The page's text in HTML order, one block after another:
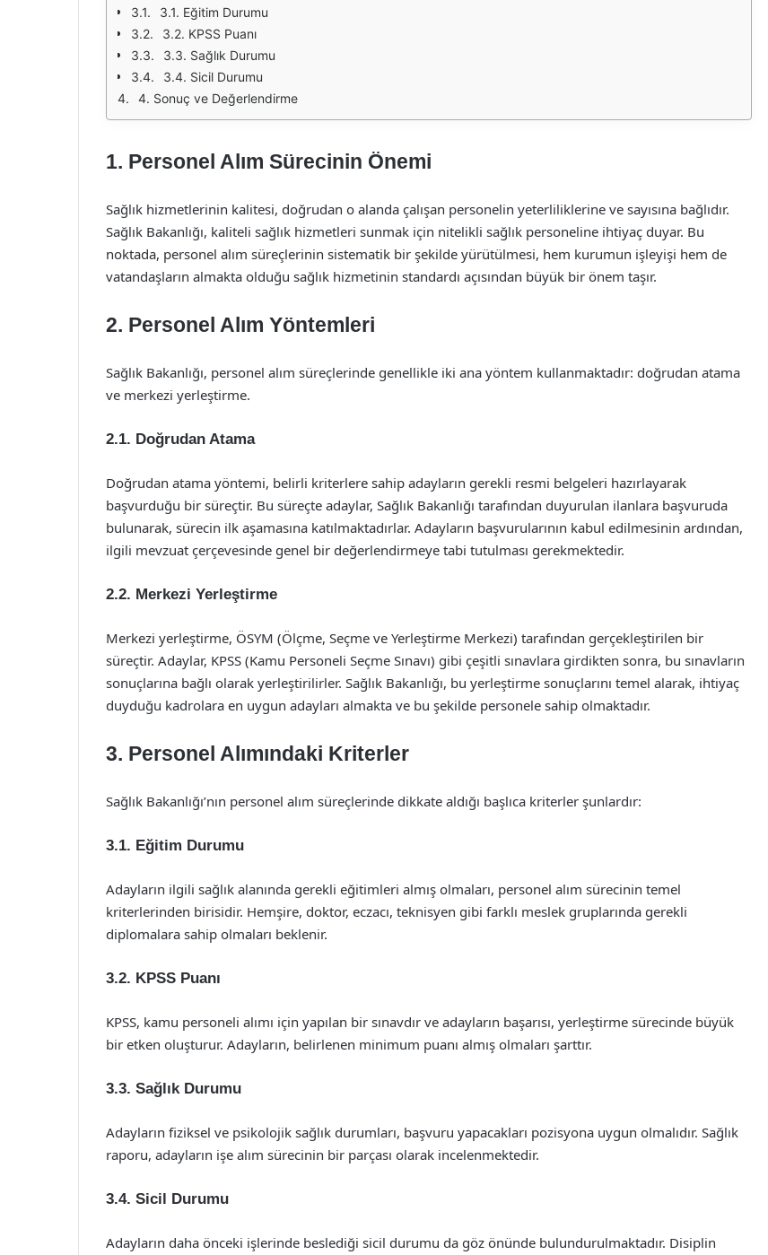
3.1. Eğitim Durumu
3.2. KPSS Puanı
3.3. Sağlık Durumu
3.4. Sicil Durumu
4. Sonuç ve Değerlendirme
1. Personel Alım Sürecinin Önemi
Sağlık hizmetlerinin kalitesi, doğrudan o alanda çalışan personelin yeterliliklerine ve sayısına bağlıdır.
Sağlık Bakanlığı, kaliteli sağlık hizmetleri sunmak için nitelikli sağlık personeline ihtiyaç duyar. Bu
noktada, personel alım süreçlerinin sistematik bir şekilde yürütülmesi, hem kurumun işleyişi hem de
vatandaşların almakta olduğu sağlık hizmetinin standardı açısından büyük bir önem taşır.
2. Personel Alım Yöntemleri
Sağlık Bakanlığı, personel alım süreçlerinde genellikle iki ana yöntem kullanmaktadır: doğrudan atama
ve merkezi yerleştirme.
2.1. Doğrudan Atama
Doğrudan atama yöntemi, belirli kriterlere sahip adayların gerekli resmi belgeleri hazırlayarak
başvurduğu bir süreçtir. Bu süreçte adaylar, Sağlık Bakanlığı tarafından duyurulan ilanlara başvuruda
bulunarak, sürecin ilk aşamasına katılmaktadırlar. Adayların başvurularının kabul edilmesinin ardından,
ilgili mevzuat çerçevesinde genel bir değerlendirmeye tabi tutulması gerekmektedir.
2.2. Merkezi Yerleştirme
Merkezi yerleştirme, ÖSYM (Ölçme, Seçme ve Yerleştirme Merkezi) tarafından gerçekleştirilen bir
süreçtir. Adaylar, KPSS (Kamu Personeli Seçme Sınavı) gibi çeşitli sınavlara girdikten sonra, bu sınavların
sonuçlarına bağlı olarak yerleştirilirler. Sağlık Bakanlığı, bu yerleştirme sonuçlarını temel alarak, ihtiyaç
duyduğu kadrolara en uygun adayları almakta ve bu şekilde personele sahip olmaktadır.
3. Personel Alımındaki Kriterler
Sağlık Bakanlığı’nın personel alım süreçlerinde dikkate aldığı başlıca kriterler şunlardır:
3.1. Eğitim Durumu
Adayların ilgili sağlık alanında gerekli eğitimleri almış olmaları, personel alım sürecinin temel
kriterlerinden birisidir. Hemşire, doktor, eczacı, teknisyen gibi farklı meslek gruplarında gerekli
diplomalara sahip olmaları beklenir.
3.2. KPSS Puanı
KPSS, kamu personeli alımı için yapılan bir sınavdır ve adayların başarısı, yerleştirme sürecinde büyük
bir etken oluşturur. Adayların, belirlenen minimum puanı almış olmaları şarttır.
3.3. Sağlık Durumu
Adayların fiziksel ve psikolojik sağlık durumları, başvuru yapacakları pozisyona uygun olmalıdır. Sağlık
raporu, adayların işe alım sürecinin bir parçası olarak incelenmektedir.
3.4. Sicil Durumu
Adayların daha önceki işlerinde beslediği sicil durumu da göz önünde bulundurulmaktadır. Disiplin